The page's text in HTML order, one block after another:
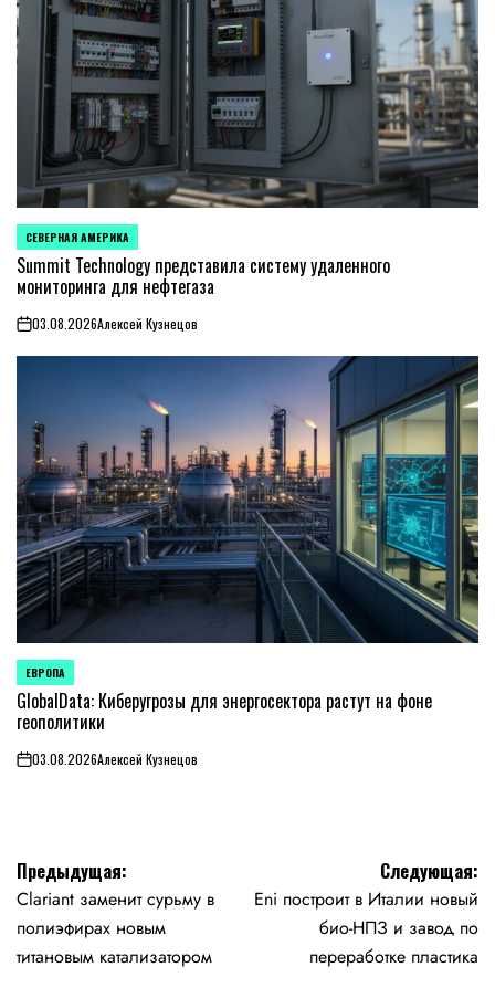
ОПУБЛИКОВАНО
В
СЕВЕРНАЯ АМЕРИКА
Summit Technology представила систему удаленного
мониторинга для нефтегаза
on03.08.2026Алексей Кузнецов
ОПУБЛИКОВАНО
В
ЕВРОПА
GlobalData: Киберугрозы для энергосектора растут на фоне
геополитики
on03.08.2026Алексей Кузнецов
Навигация
по
записям
Предыдущая:
Clariant заменит сурьму в
полиэфирах новым
титановым катализатором
Следующая:
Eni построит в Италии новый
био-НПЗ и завод по
переработке пластика